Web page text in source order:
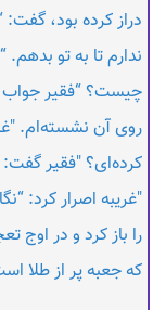
دراز کرده بود،
ندارم تا به تو
چیست؟ “فقیر
روی آن نشسته‌ام.
کرده‌ای؟ "فقیر
"غریبه اصرار کرد:
را باز کرد و در اوج
که جعبه پر از طلا